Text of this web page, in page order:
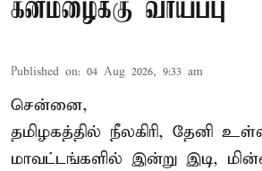
கனமழைக்கு வாய்ப்பு
Published on: 04 Aug 2026, 9:33 am
சென்னை,
தமிழகத்தில் நீலகிரி, தேனி
மாவட்டங்களில் இன்று இடி,